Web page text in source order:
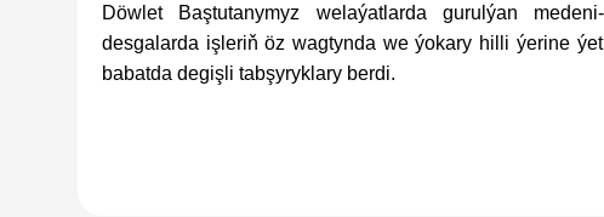
Döwlet Baştutanymyz welaýatlarda gurulýan
desgalarda işleriň öz wagtynda we ýokary hilli ýerine
babatda degişli tabşyryklary berdi.